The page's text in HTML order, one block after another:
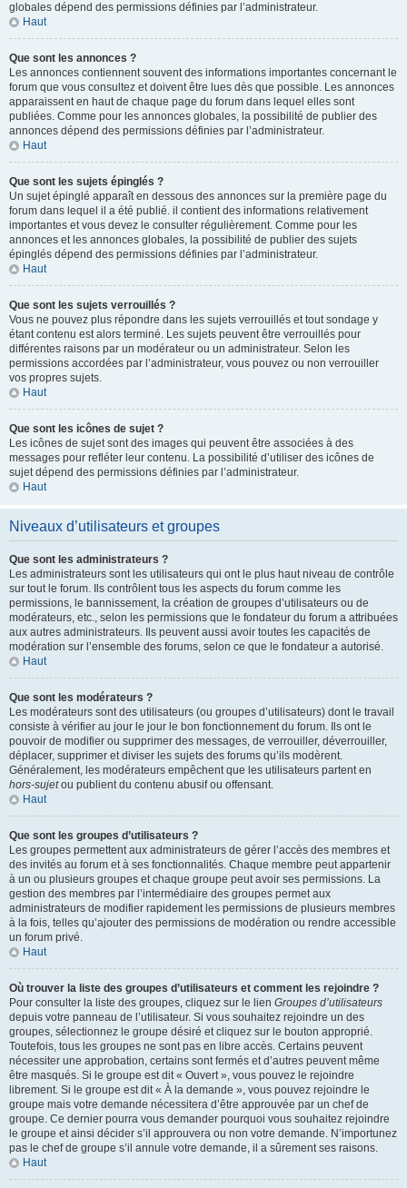
globales dépend des permissions définies par l’administrateur.
Haut
Que sont les annonces ?
Les annonces contiennent souvent des informations importantes concernant le
forum que vous consultez et doivent être lues dès que possible. Les annonces
apparaissent en haut de chaque page du forum dans lequel elles sont
publiées. Comme pour les annonces globales, la possibilité de publier des
annonces dépend des permissions définies par l’administrateur.
Haut
Que sont les sujets épinglés ?
Un sujet épinglé apparaît en dessous des annonces sur la première page du
forum dans lequel il a été publié. il contient des informations relativement
importantes et vous devez le consulter régulièrement. Comme pour les
annonces et les annonces globales, la possibilité de publier des sujets
épinglés dépend des permissions définies par l’administrateur.
Haut
Que sont les sujets verrouillés ?
Vous ne pouvez plus répondre dans les sujets verrouillés et tout sondage y
étant contenu est alors terminé. Les sujets peuvent être verrouillés pour
différentes raisons par un modérateur ou un administrateur. Selon les
permissions accordées par l’administrateur, vous pouvez ou non verrouiller
vos propres sujets.
Haut
Que sont les icônes de sujet ?
Les icônes de sujet sont des images qui peuvent être associées à des
messages pour refléter leur contenu. La possibilité d’utiliser des icônes de
sujet dépend des permissions définies par l’administrateur.
Haut
Niveaux d’utilisateurs et groupes
Que sont les administrateurs ?
Les administrateurs sont les utilisateurs qui ont le plus haut niveau de contrôle
sur tout le forum. Ils contrôlent tous les aspects du forum comme les
permissions, le bannissement, la création de groupes d’utilisateurs ou de
modérateurs, etc., selon les permissions que le fondateur du forum a attribuées
aux autres administrateurs. Ils peuvent aussi avoir toutes les capacités de
modération sur l’ensemble des forums, selon ce que le fondateur a autorisé.
Haut
Que sont les modérateurs ?
Les modérateurs sont des utilisateurs (ou groupes d’utilisateurs) dont le travail
consiste à vérifier au jour le jour le bon fonctionnement du forum. Ils ont le
pouvoir de modifier ou supprimer des messages, de verrouiller, déverrouiller,
déplacer, supprimer et diviser les sujets des forums qu’ils modèrent.
Généralement, les modérateurs empêchent que les utilisateurs partent en
hors-sujetou publient du contenu abusif ou offensant.
Haut
Que sont les groupes d’utilisateurs ?
Les groupes permettent aux administrateurs de gérer l’accès des membres et
des invités au forum et à ses fonctionnalités. Chaque membre peut appartenir
à un ou plusieurs groupes et chaque groupe peut avoir ses permissions. La
gestion des membres par l’intermédiaire des groupes permet aux
administrateurs de modifier rapidement les permissions de plusieurs membres
à la fois, telles qu’ajouter des permissions de modération ou rendre accessible
un forum privé.
Haut
Où trouver la liste des groupes d’utilisateurs et comment les rejoindre ?
Pour consulter la liste des groupes, cliquez sur le lien Groupes d’utilisateurs
depuis votre panneau de l’utilisateur. Si vous souhaitez rejoindre un des
groupes, sélectionnez le groupe désiré et cliquez sur le bouton approprié.
Toutefois, tous les groupes ne sont pas en libre accès. Certains peuvent
nécessiter une approbation, certains sont fermés et d’autres peuvent même
être masqués. Si le groupe est dit « Ouvert », vous pouvez le rejoindre
librement. Si le groupe est dit « À la demande », vous pouvez rejoindre le
groupe mais votre demande nécessitera d’être approuvée par un chef de
groupe. Ce dernier pourra vous demander pourquoi vous souhaitez rejoindre
le groupe et ainsi décider s’il approuvera ou non votre demande. N’importunez
pas le chef de groupe s’il annule votre demande, il a sûrement ses raisons.
Haut